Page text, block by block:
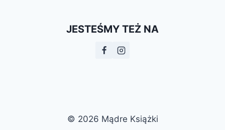
JESTEŚMY TEŻ NA
© 2026 Mądre Książki